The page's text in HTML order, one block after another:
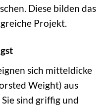
Diese bilden das
Projekt.
sich mitteldicke
Weight) aus
sind griffig und